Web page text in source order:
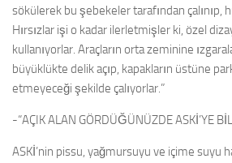
sökülerek bu şebekeler tarafından çalınıp,
Hırsızlar işi o kadar ilerletmişler ki, özel
kullanıyorlar. Araçların orta zeminine
büyüklükte delik açıp, kapakların üstüne
etmeyeceği şekilde çalıyorlar.”
-“AÇIK ALAN GÖRDÜĞÜNÜZDE ASKİ’YE
ASKİ’nin pissu, yağmursuyu ve içime suyu